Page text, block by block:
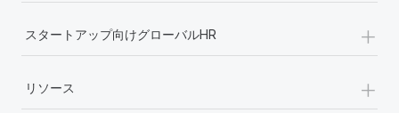
スタートアップ向けグローバルHR +
リソース +